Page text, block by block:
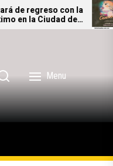
con la
Ciudad de
Menu